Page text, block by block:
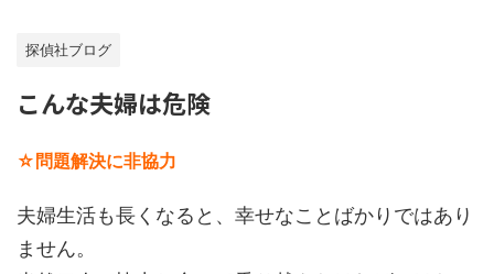
探偵社ブログ
こんな夫婦は危険
☆問題解決に非協力
夫婦生活も長くなると、幸せなことばかりではあり
ません。